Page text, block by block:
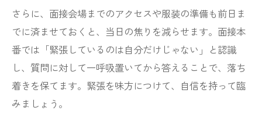
保育士面接落ちた経験から学ぶ改善策
保育士面接での失敗を次に活かす方法
保育士面接で落ちた後の見直しポイント
保育士面接落ちた理由分析と再挑戦のヒン
ト
さらに、面接会場までのアクセスや服装の準備も前日ま
でに済ませておくと、当日の焦りを減らせます。面接本
番では「緊張しているのは自分だけじゃない」と認識
し、質問に対して一呼吸置いてから答えることで、落ち
着きを保てます。緊張を味方につけて、自信を持って臨
みましょう。